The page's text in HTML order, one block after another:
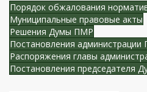
Порядок обжалования
Муниципальные правовые акты
Решения Думы ПМР
Постановления
Распоряжения главы
Постановления председателя